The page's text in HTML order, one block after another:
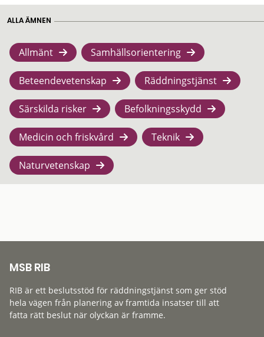
ALLA ÄMNEN
Allmänt Samhällsorientering
Beteendevetenskap Räddningstjänst
Särskilda risker Befolkningsskydd
Medicin och friskvård Teknik
Naturvetenskap
MSB RIB
RIB är ett beslutsstöd för räddningstjänst som ger stöd
hela vägen från planering av framtida insatser till att
fatta rätt beslut när olyckan är framme.